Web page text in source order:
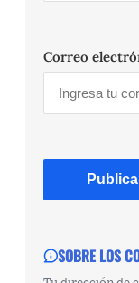
Correo
SOBRE LOS